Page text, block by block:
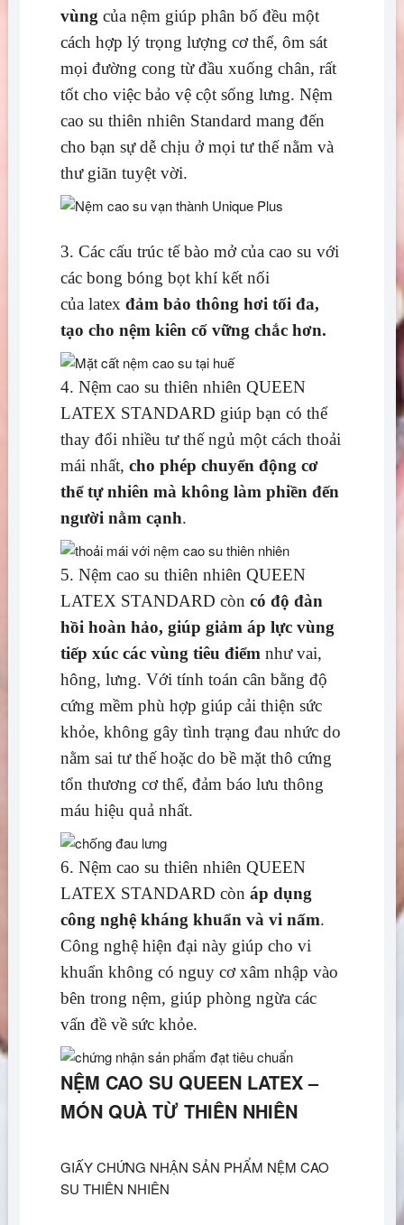
vùng của nệm giúp phân bố đều một
cách hợp lý trọng lượng cơ thể, ôm sát
mọi đường cong từ đầu xuống chân, rất
tốt cho việc bảo vệ cột sống lưng. Nệm
cao su thiên nhiên Standard mang đến
cho bạn sự dễ chịu ở mọi tư thế nằm và
thư giãn tuyệt vời.
3. Các cấu trúc tế bào mở của cao su với
các bong bóng bọt khí kết nối
của latex đảm bảo thông hơi tối đa,
tạo cho nệm kiên cố vững chắc hơn.
4. Nệm cao su thiên nhiên QUEEN
LATEX STANDARD giúp bạn có thể
thay đổi nhiều tư thế ngủ một cách thoải
mái nhất, cho phép chuyển động cơ
thể tự nhiên mà không làm phiền đến
người nằm cạnh.
5. Nệm cao su thiên nhiên QUEEN
LATEX STANDARD còn có độ đàn
hồi hoàn hảo, giúp giảm áp lực vùng
tiếp xúc các vùng tiêu điểm như vai,
hông, lưng. Với tính toán cân bằng độ
cứng mềm phù hợp giúp cải thiện sức
khỏe, không gây tình trạng đau nhức do
nằm sai tư thế hoặc do bề mặt thô cứng
tổn thương cơ thể, đảm báo lưu thông
máu hiệu quả nhất.
6. Nệm cao su thiên nhiên QUEEN
LATEX STANDARD còn áp dụng
công nghệ kháng khuẩn và vi nấm.
Công nghệ hiện đại này giúp cho vi
khuẩn không có nguy cơ xâm nhập vào
bên trong nệm, giúp phòng ngừa các
vấn đề về sức khỏe.
NỆM CAO SU QUEEN LATEX –
MÓN QUÀ TỪ THIÊN NHIÊN
GIẤY CHỨNG NHẬN SẢN PHẨM NỆM CAO
SU THIÊN NHIÊN